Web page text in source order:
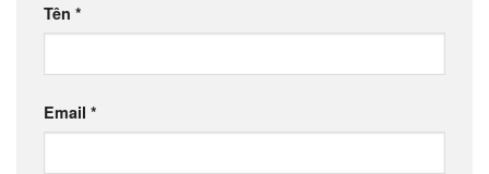
Tên *
Email *